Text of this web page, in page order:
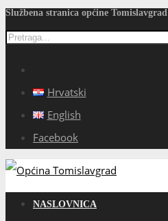
Službena stranica općine Tomislavgrad
Hrvatski
English
Facebook
NASLOVNICA